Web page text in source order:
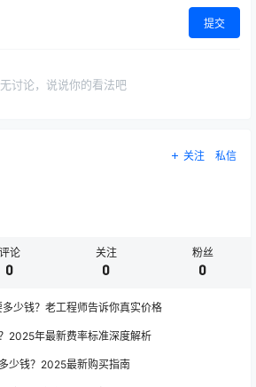
提交
讨论，说说你的看法吧
关注 私信
评论
0
关注
0
粉丝
0
少钱？老工程师告诉你真实价格
2025年最新费率标准深度解析
少钱？2025最新购买指南